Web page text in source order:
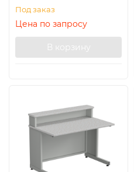
Под заказ
Цена по запросу
В корзину